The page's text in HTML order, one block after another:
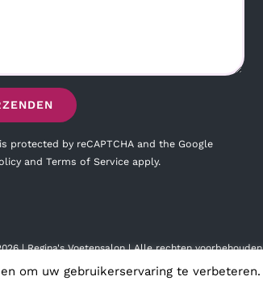
protected by reCAPTCHA and the Google
and Terms of Service apply.
| Regina's Voetensalon | Alle rechten voorbehouden
om uw gebruikerservaring te verbeteren.